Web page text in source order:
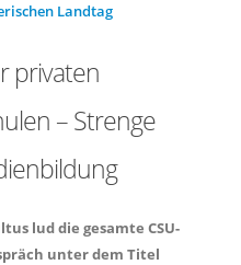
Landtag
privaten
– Strenge
lud die gesamte CSU-
unter dem Titel